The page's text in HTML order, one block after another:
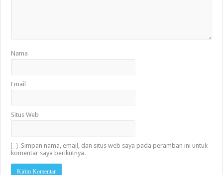
Nama
Email
Situs Web
Simpan nama, email, dan situs web saya pada peramban ini untuk
komentar saya berikutnya.